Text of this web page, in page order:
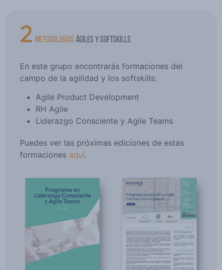
2 METODOLOGÍAS ÁGILES Y SOFTSKILLS
En este grupo encontrarás formaciones del
campo de la agilidad y los softskills:
Agile Product Development
RH Agile
Liderazgo Consciente y Agile Teams
Puedes ver las próximas ediciones de estas
formaciones aquí.